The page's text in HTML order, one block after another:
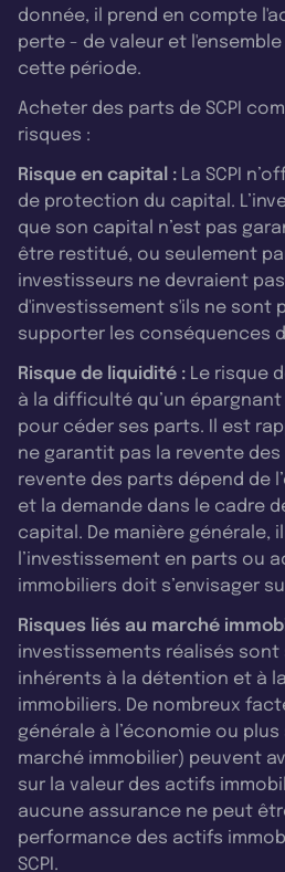
donnée, il prend en compte
perte - de valeur et
cette période.
Acheter des parts de SCPI
risques :
Risque en capital : La SCPI
de protection du capital.
que son capital n’est pas
être restitué, ou seulement
investisseurs ne devraient
d'investissement s'ils ne sont
supporter les conséquences
Risque de liquidité : Le risque
à la difficulté qu’un
pour céder ses parts. Il est
ne garantit pas la revente des
revente des parts dépend de
et la demande dans le cadre
capital. De manière générale,
l’investissement en parts ou
immobiliers doit s’envisager
Risques liés au marché
investissements réalisés sont
inhérents à la détention et à
immobiliers. De nombreux
générale à l’économie ou
marché immobilier) peuvent
sur la valeur des actifs
aucune assurance ne peut
performance des actifs
SCPI.